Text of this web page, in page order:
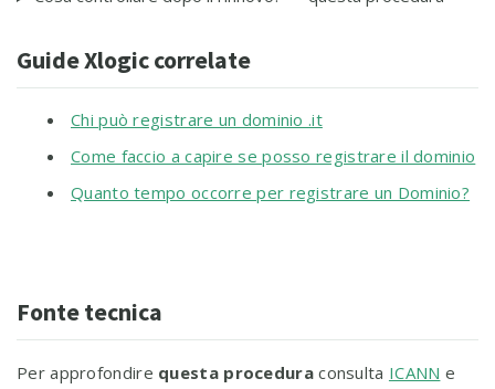
Guide Xlogic correlate
Chi può registrare un dominio .it
Come faccio a capire se posso registrare il dominio
Quanto tempo occorre per registrare un Dominio?
Fonte tecnica
Per approfondire questa proceduraconsulta ICANN e